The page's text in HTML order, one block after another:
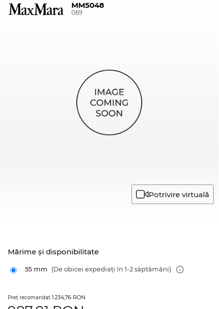
MM5048
069
Potrivire virtuală
Mărime şi disponibilitate
55 mm (De obicei expediați în 1-2 săptămâni)
Preţ recomandat 1.234,76 RON